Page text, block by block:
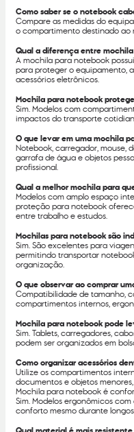
Como saber se o notebook
Compare as medidas do
o compartimento destinado ao
Qual a diferença entre
A mochila para notebook
para proteger o equipamento,
acessórios eletrônicos.
Mochila para notebook
Sim. Modelos com
impactos do transporte
O que levar em uma mochila
Notebook, carregador, mouse,
garrafa de água e objetos
profissional.
Qual a melhor mochila para
Modelos com amplo espaço
proteção para notebook
entre trabalho e estudos.
Mochilas para notebook são
Sim. São excelentes para
permitindo transportar
organização.
O que observar ao comprar
Compatibilidade de tamanho,
compartimentos internos,
Mochila para notebook pode
Sim. Tablets, carregadores,
podem ser organizados em
Como organizar acessórios
Utilize os compartimentos
documentos e objetos
Mochila para notebook é
Sim. Modelos ergonômicos
conforto mesmo durante